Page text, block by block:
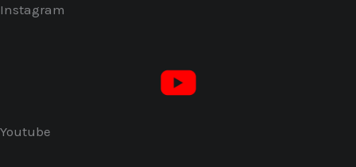
Instagram
Youtube